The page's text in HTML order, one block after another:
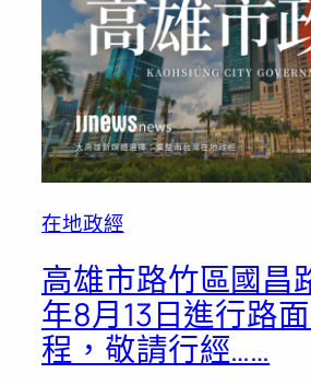
在地政經
高雄市路竹區國昌
年8月13日進行路
程，敬請行經……